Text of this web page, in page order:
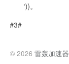
‘))。
#3#
© 2026 雷轰加速器